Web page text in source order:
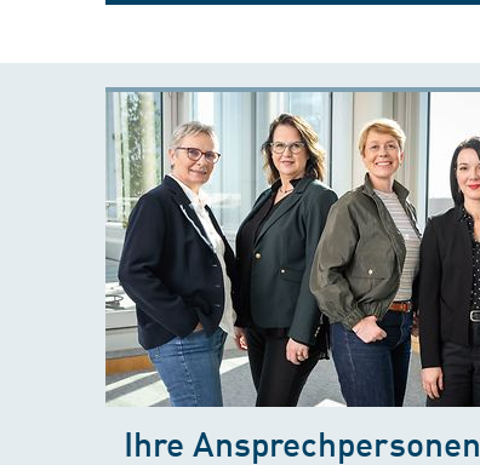
Ihre Ansprechpersonen